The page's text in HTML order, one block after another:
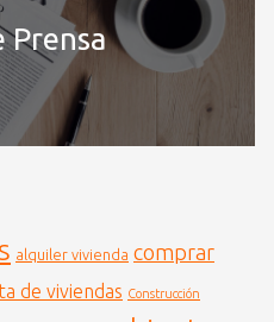
Prensa
alquiler vivienda comprar
de viviendas Construcción